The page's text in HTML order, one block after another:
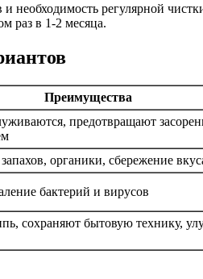
необходимость регулярной
раз в 1-2 месяца.
Преимущества
предотвращают
органики, сбережение
бактерий и вирусов
сохраняют бытовую технику,